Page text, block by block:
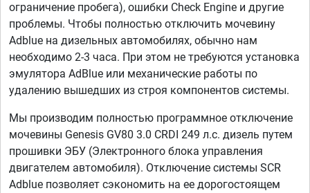
ограничение пробега), ошибки Check Engine и другие
проблемы. Чтобы полностью отключить мочевину
Adblue на дизельных автомобилях, обычно нам
необходимо 2-3 часа. При этом не требуются установка
эмулятора AdBlue или механические работы по
удалению вышедших из строя компонентов системы.
Мы производим полностью программное отключение
мочевины Genesis GV80 3.0 CRDI 249 л.с. дизель путем
прошивки ЭБУ (Электронного блока управления
двигателем автомобиля). Отключение системы SCR
Adblue позволяет сэкономить на ее дорогостоящем